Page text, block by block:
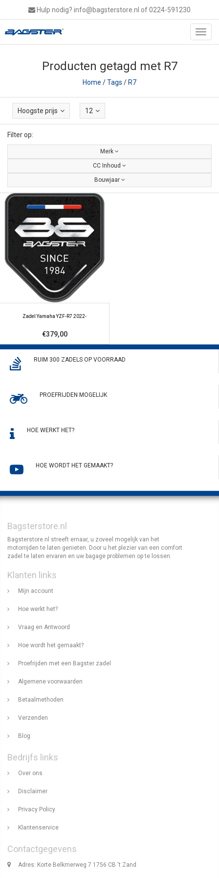
Hulp nodig? info@bagsterstore.nl of 0224-591230
Producten getagd met R7
Home /Tags /R7
Hoogste prijs 12
Filter op:
Merk
CC Inhoud
Bouwjaar
Zadel Yamaha YZF-R7 2022-
€379,00
RUIM 300 ZADELS OP VOORRAAD
PROEFRIJDEN MOGELIJK
HOE WERKT HET?
HOE WORDT HET GEMAAKT?
Bagsterstore.nl
Bagsterstore.nl streeft ernaar, u zoveel mogelijk van het
motorrijden te laten genieten. Door u het plezier van een comfort
zadel te laten ervaren en uw bagage problemen op te lossen.
Klanten links
Mijn account
Hoe werkt het?
Vraag en Antwoord
Hoe wordt het gemaakt?
Proefrijden met een Bagster zadel
Algemene voorwaarden
Betaalmethoden
Verzenden
Blog
Bedrijfs links
Over ons
Disclaimer
Privacy Policy
Klantenservice
Contactgegevens
Adres: Korte Belkmerweg 7 1756 CB 't Zand